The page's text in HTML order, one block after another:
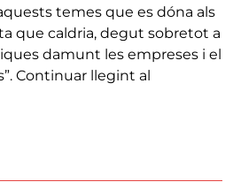
temes que es dóna als
que caldria, degut sobretot a
damunt les empreses i el
Continuar llegint al